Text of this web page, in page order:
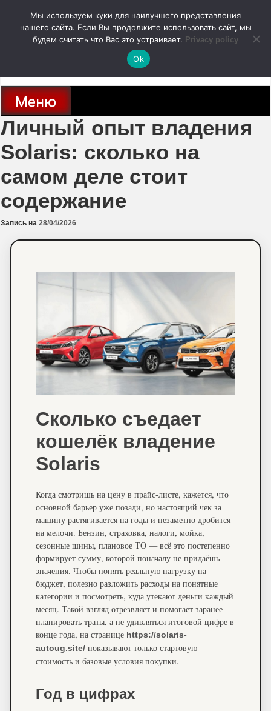
содержимому
autodoc24.ru
Новости про современные автомобили и не только, новинки зарубежного
и отечественного автопрома
Меню
Личный опыт владения
Solaris: сколько на
самом деле стоит
содержание
Запись на 28/04/2026
Сколько съедает
кошелёк владение
Solaris
Когда смотришь на цену в прайс-листе, кажется, что
основной барьер уже позади, но настоящий чек за
машину растягивается на годы и незаметно дробится
на мелочи. Бензин, страховка, налоги, мойка,
сезонные шины, плановое ТО — всё это постепенно
формирует сумму, которой поначалу не придаёшь
значения. Чтобы понять реальную нагрузку на
бюджет, полезно разложить расходы на понятные
категории и посмотреть, куда утекают деньги каждый
месяц. Такой взгляд отрезвляет и помогает заранее
планировать траты, а не удивляться итоговой цифре в
конце года, на странице https://solaris-
autoug.site/показывают только стартовую
стоимость и базовые условия покупки.
Год в цифрах
Мы используем куки для наилучшего представления
нашего сайта. Если Вы продолжите использовать сайт, мы
будем считать что Вас это устраивает. Privacy policy
Ok